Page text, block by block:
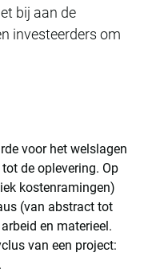
bij aan de
investeerders om
voor het welslagen
de oplevering. Op
kostenramingen)
(van abstract tot
en materieel.
van een project: